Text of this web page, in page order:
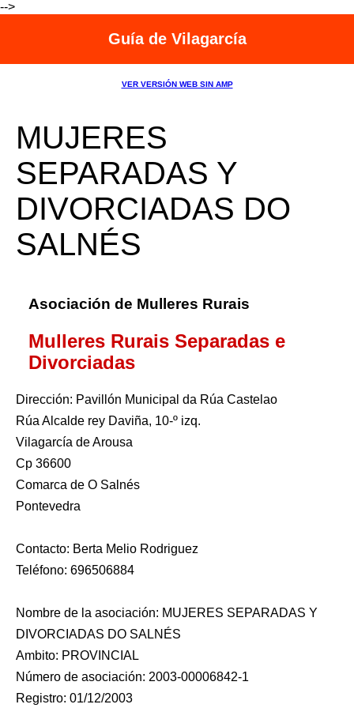
-->
Guía de Vilagarcía
VER VERSIÓN WEB SIN AMP
MUJERES
SEPARADAS Y
DIVORCIADAS DO
SALNÉS
Asociación de Mulleres Rurais
Mulleres Rurais Separadas e
Divorciadas
Dirección: Pavillón Municipal da Rúa Castelao
Rúa Alcalde rey Daviña, 10-º izq.
Vilagarcía de Arousa
Cp 36600
Comarca de O Salnés
Pontevedra
Contacto: Berta Melio Rodriguez
Teléfono: 696506884
Nombre de la asociación: MUJERES SEPARADAS Y
DIVORCIADAS DO SALNÉS
Ambito: PROVINCIAL
Número de asociación: 2003-00006842-1
Registro: 01/12/2003